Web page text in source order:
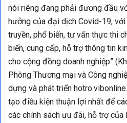
nói riêng đang phải đương đầu
hưởng của đại dịch Covid-19, với
truyền, phổ biến, tư vấn thực thi
biến, cung cấp, hỗ trợ thông tin
cho cộng đồng doanh nghiệp”
Phòng Thương mại và Công
dựng và phát triển
tạo điều kiện thuận lợi nhất để
các chính sách ưu đãi, hỗ trợ của